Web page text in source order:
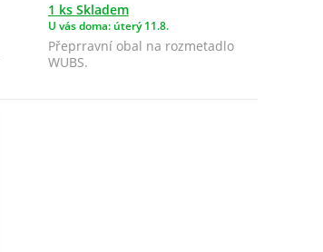
1 ks Skladem
U vás doma: úterý 11.8.
Přeprravní obal na rozmetadlo
WUBS.